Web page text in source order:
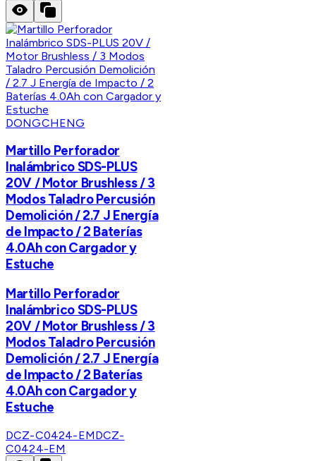
DONGCHENG
Martillo Perforador
Inalámbrico SDS-PLUS
20V / Motor Brushless / 3
Modos Taladro Percusión
Demolición / 2.7 J Energía
de Impacto / 2 Baterías
4.0Ah con Cargador y
Estuche
Martillo Perforador
Inalámbrico SDS-PLUS
20V / Motor Brushless / 3
Modos Taladro Percusión
Demolición / 2.7 J Energía
de Impacto / 2 Baterías
4.0Ah con Cargador y
Estuche
DCZ-C0424-EMDCZ-
C0424-EM